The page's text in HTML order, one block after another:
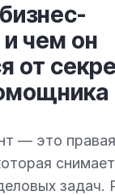
и чем он
от
— это
задач.